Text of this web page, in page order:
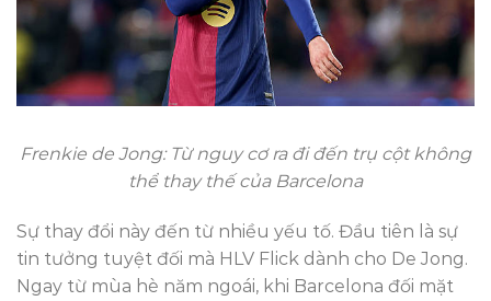
Frenkie de Jong: Từ nguy cơ ra đi đến trụ cột không
thể thay thế của Barcelona
Sự thay đổi này đến từ nhiều yếu tố. Đầu tiên là sự
tin tưởng tuyệt đối mà HLV Flick dành cho De Jong.
Ngay từ mùa hè năm ngoái, khi Barcelona đối mặt